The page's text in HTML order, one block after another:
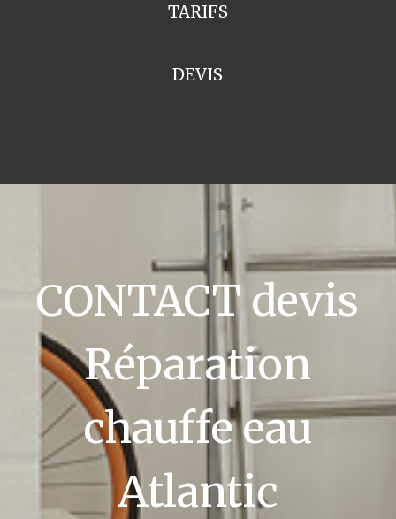
TARIFS
DEVIS
CONTACT devis
Réparation
chauffe eau
Atlantic